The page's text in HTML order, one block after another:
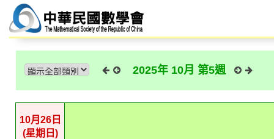
2025年 10月 第5週
10月26日
(星期日)